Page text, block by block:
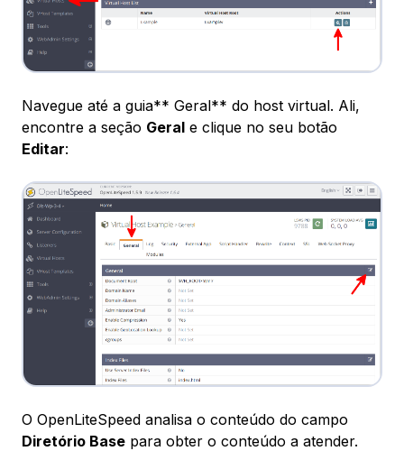
Navegue até a guia** Geral** do host virtual. Ali,
encontre a seção Geral e clique no seu botão
Editar:
O OpenLiteSpeed analisa o conteúdo do campo
Diretório Base para obter o conteúdo a atender.